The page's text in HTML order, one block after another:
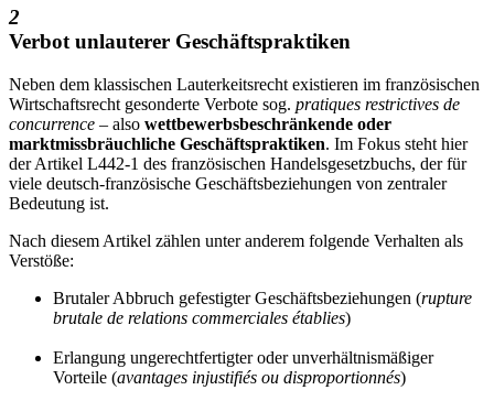
2
Verbot unlauterer Geschäftspraktiken
Neben dem klassischen Lauterkeitsrecht existieren im französischen
Wirtschaftsrecht gesonderte Verbote sog. pratiques restrictives de
concurrence – also wettbewerbsbeschränkende oder
marktmissbräuchliche Geschäftspraktiken. Im Fokus steht hier
der Artikel L442-1 des französischen Handelsgesetzbuchs, der für
viele deutsch-französische Geschäftsbeziehungen von zentraler
Bedeutung ist.
Nach diesem Artikel zählen unter anderem folgende Verhalten als
Verstöße:
Brutaler Abbruch gefestigter Geschäftsbeziehungen (rupture
brutale de relations commerciales établies)
Erlangung ungerechtfertigter oder unverhältnismäßiger
Vorteile (avantages injustifiés ou disproportionnés)